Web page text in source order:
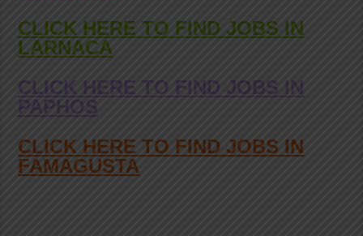
CLICK HERE TO FIND JOBS IN
LARNACA
CLICK HERE TO FIND JOBS IN
PAPHOS
CLICK HERE TO FIND JOBS IN
FAMAGUSTA